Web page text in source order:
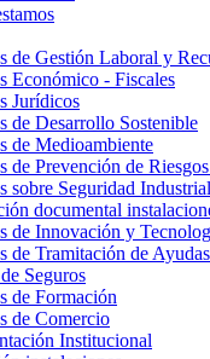
de Gestión Laboral y
Económico - Fiscales
Jurídicos
de Desarrollo Sostenible
de Medioambiente
de Prevención de
sobre Seguridad Industrial
documental
de Innovación y
de Tramitación de
Seguros
de Formación
de Comercio
Institucional